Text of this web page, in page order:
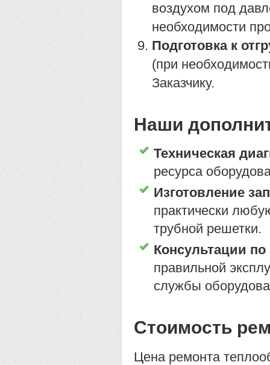
воздухом под
необходимости
Подготовка к
(при
Заказчику.
Наши
Техническая
ресурса
Изготовление
практически
трубной решетки.
Консультации
правильной
службы
Стоимость
Цена ремонта